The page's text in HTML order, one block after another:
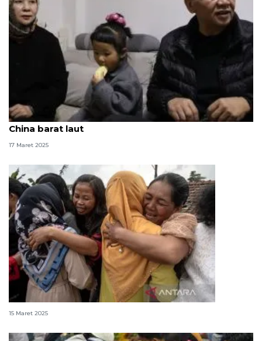
Menilik aktivitas umat muslim saat Ramadhan di
China barat laut
17 Maret 2025
Keutamaan saling memaafkan dalam IsIam
15 Maret 2025